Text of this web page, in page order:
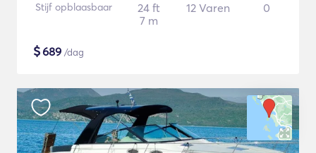
Stijf opblaasbaar
24 ft
7 m
12 Varen 0
$689 /dag